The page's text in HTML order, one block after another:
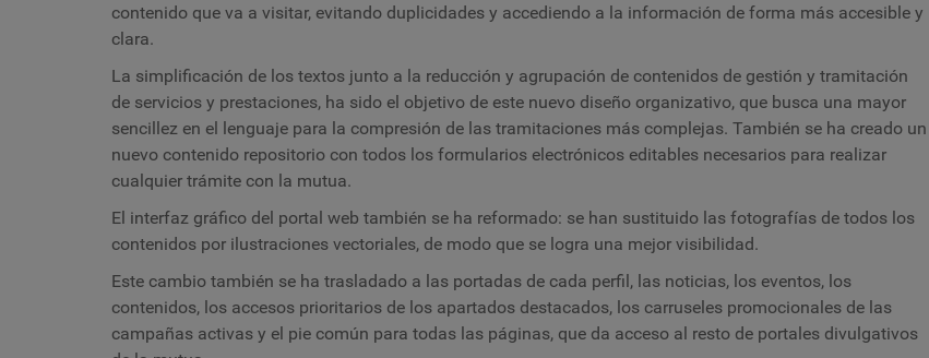
contenido que va a visitar, evitando duplicidades y accediendo a la información de forma más accesible y
clara.
La simplificación de los textos junto a la reducción y agrupación de contenidos de gestión y tramitación
de servicios y prestaciones, ha sido el objetivo de este nuevo diseño organizativo, que busca una mayor
sencillez en el lenguaje para la compresión de las tramitaciones más complejas. También se ha creado un
nuevo contenido repositorio con todos los formularios electrónicos editables necesarios para realizar
cualquier trámite con la mutua.
El interfaz gráfico del portal web también se ha reformado: se han sustituido las fotografías de todos los
contenidos por ilustraciones vectoriales, de modo que se logra una mejor visibilidad.
Este cambio también se ha trasladado a las portadas de cada perfil, las noticias, los eventos, los
contenidos, los accesos prioritarios de los apartados destacados, los carruseles promocionales de las
campañas activas y el pie común para todas las páginas, que da acceso al resto de portales divulgativos